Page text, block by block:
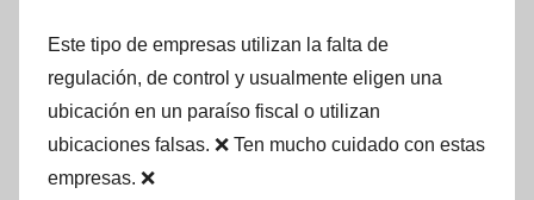
Este tipo de empresas utilizan la falta de
regulación, de control y usualmente eligen una
ubicación en un paraíso fiscal o utilizan
ubicaciones falsas. ❌ Ten mucho cuidado con estas
empresas. ❌